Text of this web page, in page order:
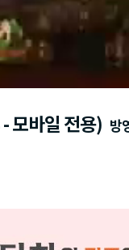
모바일 전용) 방